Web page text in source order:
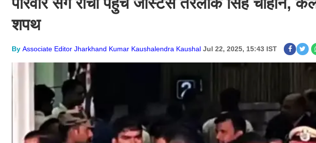
शपथ
By Associate Editor Jharkhand Kumar Kaushalendra Kaushal Jul 22, 2025, 15:43 IST